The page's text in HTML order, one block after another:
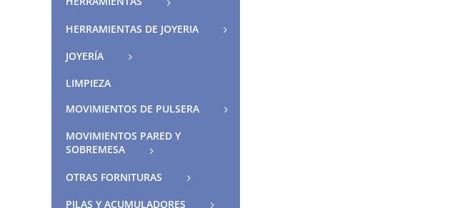
HERRAMIENTAS DE JOYERIA
JOYERÍA
LIMPIEZA
MOVIMIENTOS DE PULSERA
MOVIMIENTOS PARED Y
SOBREMESA
OTRAS FORNITURAS
PILAS Y ACUMULADORES